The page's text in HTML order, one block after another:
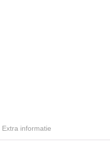
Extra informatie